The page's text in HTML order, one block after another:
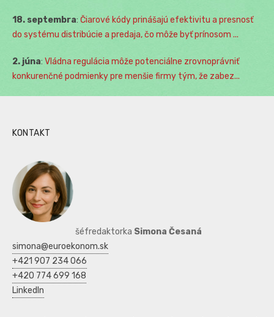
18. septembra: Čiarové kódy prinášajú efektivitu a presnosť
do systému distribúcie a predaja, čo môže byť prínosom ...
2. júna: Vládna regulácia môže potenciálne zrovnoprávniť
konkurenčné podmienky pre menšie firmy tým, že zabez...
KONTAKT
šéfredaktorka Simona Česaná
simona@euroekonom.sk
+421 907 234 066
+420 774 699 168
LinkedIn